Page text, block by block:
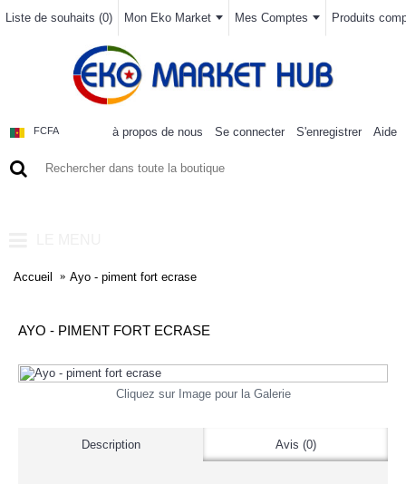
Liste de souhaits (0) Mon Eko Market Mes Comptes Produits
FCFA à propos de nous Se connecter S'enregistrer Aide
Accueil Ayo - piment fort ecrase
AYO - PIMENT FORT ECRASE
Cliquez sur Image pour la Galerie
Description Avis (0)